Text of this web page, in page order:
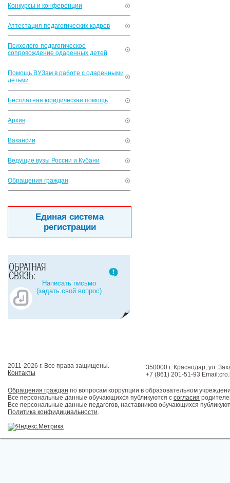
Конкурсы и конференции
Аттестация педагогических кадров
Психолого-педагогическое
сопровождение одаренных детей
Помощь ВУЗам в работе с одаренными
детьми
Бесплатная юридическая помощь
Архив
Вакансии
Ведущие вузы России и Кубани
Обращения граждан
Единая система
регистрации
Написать письмо
(задать свой вопрос)
2011-2026 г. Все права защищены.
Контакты
350000 г. Краснодар, ул.
+7 (861) 201-51-93
Обращения граждан по вопросам коррупции в образовательном
Все персональные данные обучающихся публикуются с согласия
Все персональные данные педагогов, наставников обучающихся
Политика конфидициальности.